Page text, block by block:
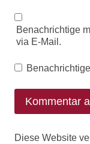
Benachrichtige
via E-Mail.
Diese Website